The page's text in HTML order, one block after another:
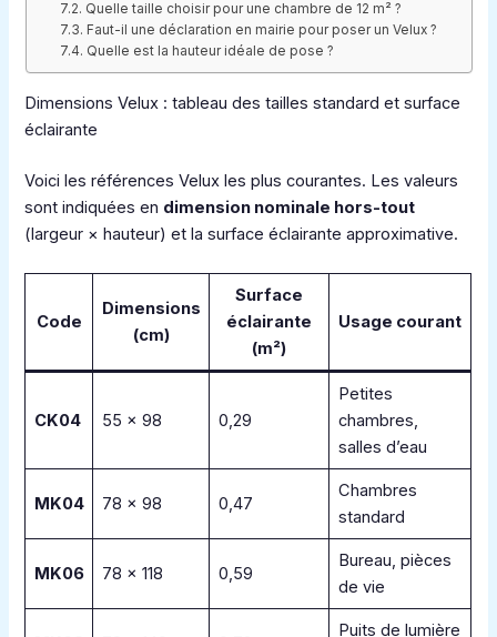
Quelle taille choisir pour une chambre de 12 m² ?
Faut-il une déclaration en mairie pour poser un Velux ?
Quelle est la hauteur idéale de pose ?
Dimensions Velux : tableau des tailles standard et surface
éclairante
Voici les références Velux les plus courantes. Les valeurs
sont indiquées en dimension nominale hors-tout
(largeur × hauteur) et la surface éclairante approximative.
Code
Dimensions
(cm)
Surface
éclairante
(m²)
Usage courant
CK04 55 × 98 0,29
Petites
chambres,
salles d’eau
MK04 78 × 98 0,47
Chambres
standard
MK06 78 × 118 0,59
Bureau, pièces
de vie
Puits de lumière